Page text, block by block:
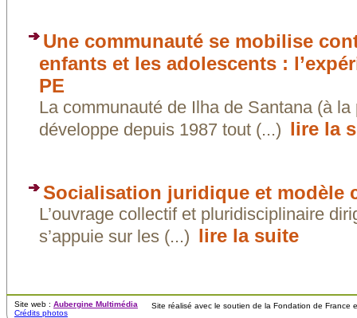
Une communauté se mobilise
enfants et les adolescents :
PE
La communauté de Ilha de Santana (à
développe depuis 1987 tout (...) lire la
Socialisation juridique et modèle
L’ouvrage collectif et pluridisciplinaire
s’appuie sur les (...) lire la suite
Site web : Aubergine Multimédia
Crédits photos
Site réalisé avec le soutien de la Fondation de France